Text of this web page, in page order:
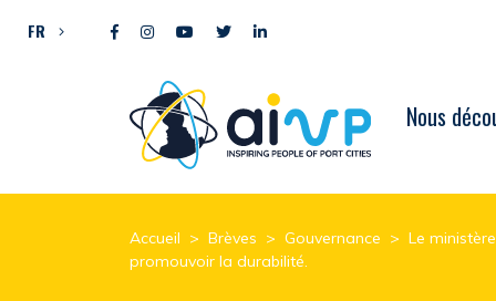
FR
Nous
Accueil > Brèves > Gouvernance > Le
promouvoir la durabilité.